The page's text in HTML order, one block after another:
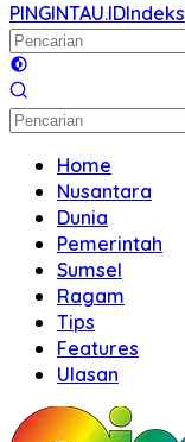
PINGINTAU.IDIndeks
Home
Nusantara
Dunia
Pemerintah
Sumsel
Ragam
Tips
Features
Ulasan